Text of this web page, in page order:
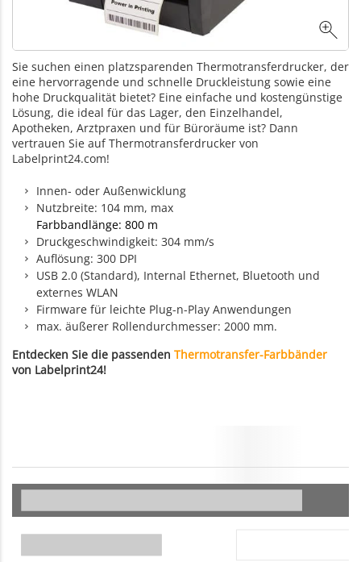
Sie suchen einen platzsparenden Thermotransferdrucker, der
eine hervorragende und schnelle Druckleistung sowie eine
hohe Druckqualität bietet? Eine einfache und kostengünstige
Lösung, die ideal für das Lager, den Einzelhandel,
Apotheken, Arztpraxen und für Büroräume ist? Dann
vertrauen Sie auf Thermotransferdrucker von
Labelprint24.com!
Innen- oder Außenwicklung
Nutzbreite: 104 mm, max
Farbbandlänge: 800 m
Druckgeschwindigkeit: 304 mm/s
Auflösung: 300 DPI
USB 2.0 (Standard), Internal Ethernet, Bluetooth und
externes WLAN
Firmware für leichte Plug-n-Play Anwendungen
max. äußerer Rollendurchmesser: 2000 mm.
Entdecken Sie die passenden Thermotransfer-Farbbänder
von Labelprint24!